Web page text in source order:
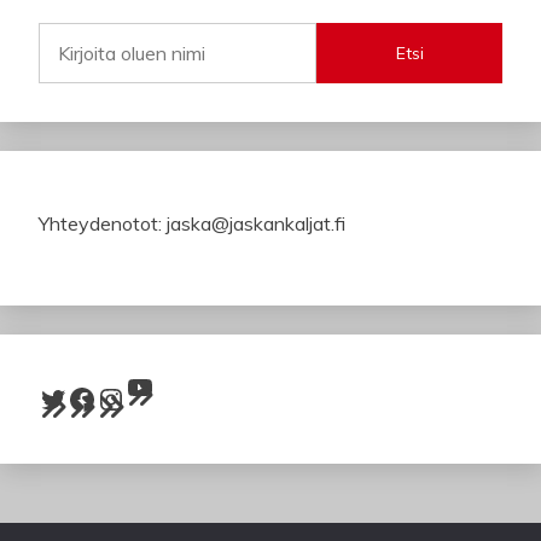
Etsi
Yhteydenotot: jaska@jaskankaljat.fi
Twitter Facebook InstagramYouTube